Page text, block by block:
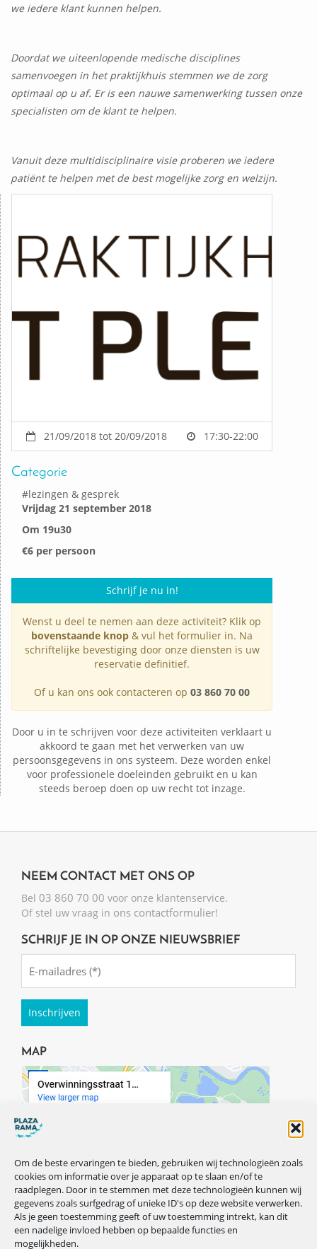
Om de beste ervaringen te bieden, gebruiken wij technologieën zoals
cookies om informatie over je apparaat op te slaan en/of te
raadplegen. Door in te stemmen met deze technologieën kunnen wij
gegevens zoals surfgedrag of unieke ID's op deze website verwerken.
Als je geen toestemming geeft of uw toestemming intrekt, kan dit
een nadelige invloed hebben op bepaalde functies en
mogelijkheden.
we iedere klant kunnen helpen.
Doordat we uiteenlopende medische disciplines
samenvoegen in het praktijkhuis stemmen we de zorg
optimaal op u af. Er is een nauwe samenwerking tussen onze
specialisten om de klant te helpen.
Vanuit deze multidisciplinaire visie proberen we iedere
patiënt te helpen met de best mogelijke zorg en welzijn.
21/09/2018 tot 20/09/2018 17:30-22:00
Categorie
#lezingen & gesprek
Vrijdag 21 september 2018
Om 19u30
€6 per persoon
Schrijf je nu in!
Wenst u deel te nemen aan deze activiteit? Klik op
bovenstaande knop & vul het formulier in. Na
schriftelijke bevestiging door onze diensten is uw
reservatie definitief.
Of u kan ons ook contacteren op 03 860 70 00
Door u in te schrijven voor deze activiteiten verklaart u
akkoord te gaan met het verwerken van uw
persoonsgegevens in ons systeem. Deze worden enkel
voor professionele doeleinden gebruikt en u kan
steeds beroep doen op uw recht tot inzage.
NEEM CONTACT MET ONS OP
Bel 03 860 70 00 voor onze klantenservice.
Of stel uw vraag in ons contactformulier!
SCHRIJF JE IN OP ONZE NIEUWSBRIEF
(Required)
MAP
VOLG ONS OP ONZE SOCIALS